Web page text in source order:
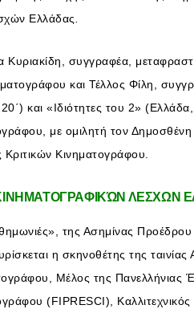
Ελλάδας.
Κυριακίδη, συγγραφέα,
και Τέλλος Φίλη,
και «Ιδιότητες του 2»
με ομιλητή τον Δημοσθένη
Κινηματογράφου.
ΛΕΣΧΩΝ
της Ασημίνας
η σκηνοθέτης της ταινίας
Μέλος της Πανελλήνιας
(FIPRESCI),